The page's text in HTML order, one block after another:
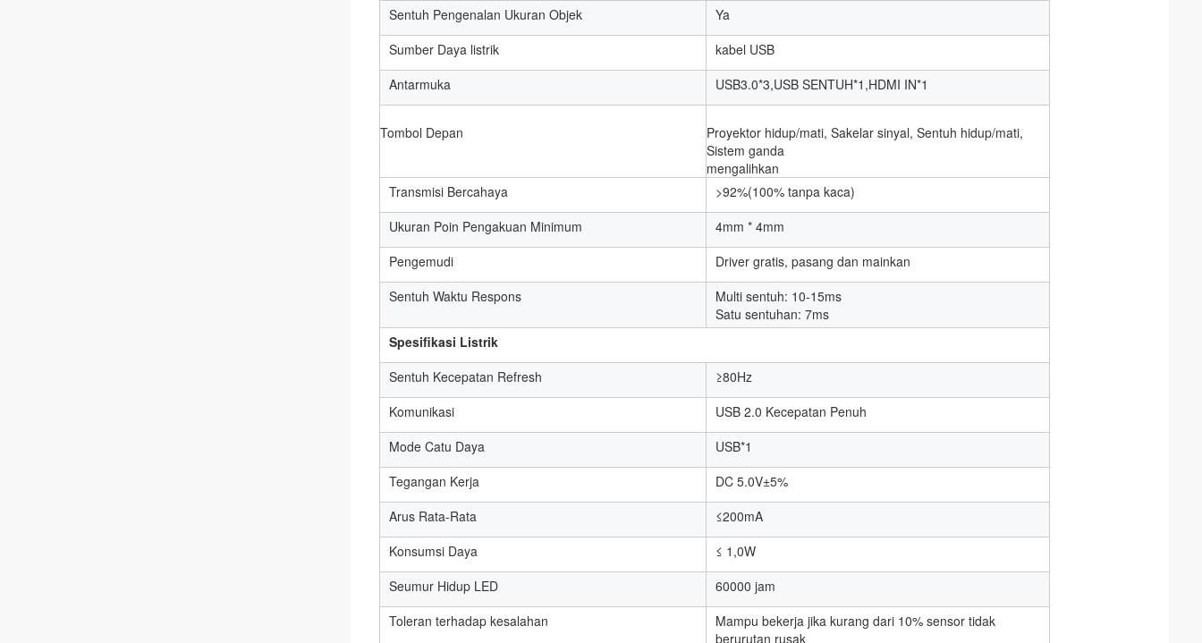
Sentuh Pengenalan Ukuran Objek
Ya
Sumber Daya listrik
kabel USB
Antarmuka
USB3.0*3,USB SENTUH*1,HDMI IN*1
Tombol Depan
Proyektor hidup/mati, Sakelar sinyal, Sentuh hidup/mati,
Sistem ganda
mengalihkan
Transmisi Bercahaya
>92%(100% tanpa kaca)
Ukuran Poin Pengakuan Minimum
4mm * 4mm
Pengemudi
Driver gratis, pasang dan mainkan
Sentuh Waktu Respons
Multi sentuh: 10-15ms
Satu sentuhan: 7ms
Spesifikasi Listrik
Sentuh Kecepatan Refresh
≥80Hz
Komunikasi
USB 2.0 Kecepatan Penuh
Mode Catu Daya
USB*1
Tegangan Kerja
DC 5.0V±5%
Arus Rata-Rata
≤200mA
Konsumsi Daya
≤ 1,0W
Seumur Hidup LED
60000 jam
Toleran terhadap kesalahan
Mampu bekerja jika kurang dari 10% sensor tidak
berurutan rusak